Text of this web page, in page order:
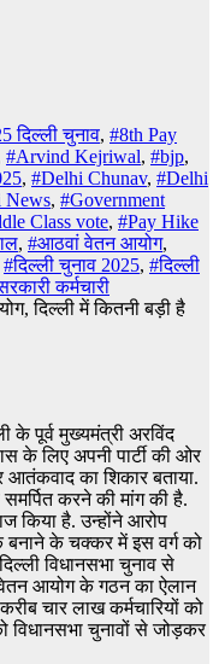
दिल्ली चुनाव, #8th Pay
#Arvind Kejriwal, #bjp,
, #Delhi Chunav, #Delhi
News, #Government
Class vote, #Pay Hike
, #आठवां वेतन आयोग,
#दिल्ली चुनाव 2025, #दिल्ली
कर्मचारी
के पूर्व मुख्यमंत्री अरविंद
के लिए अपनी पार्टी की ओर
का शिकार बताया.
करने की मांग की है.
किया है. उन्होंने आरोप
बनाने के चक्कर में इस वर्ग को
विधानसभा चुनाव से
आयोग के गठन का ऐलान
चार लाख कर्मचारियों को
विधानसभा चुनावों से जोड़कर